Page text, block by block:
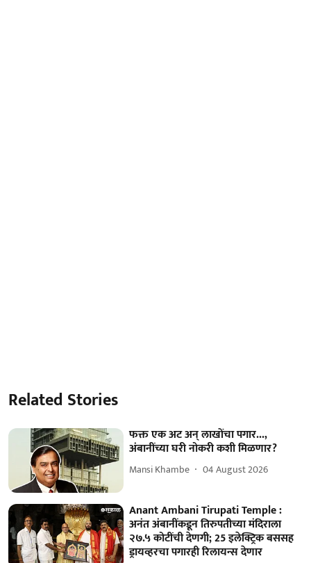
Related Stories
फक्त एक अट अन् लाखोंचा पगार...,
अंबानींच्या घरी नोकरी कशी मिळणार?
Mansi Khambe 04 August 2026
Anant Ambani Tirupati Temple :
अनंत अंबानींकडून तिरुपतीच्या मंदिराला
२७.५ कोटींची देणगी; 25 इलेक्ट्रिक बससह
ड्रायव्हरचा पगारही रिलायन्स देणार